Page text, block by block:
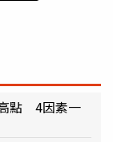
點 4因素一